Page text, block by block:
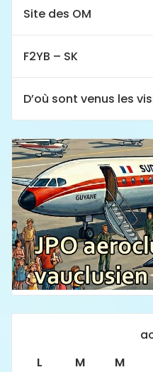
Site des OM
F2YB – SK
D’où sont venus les
L
M M